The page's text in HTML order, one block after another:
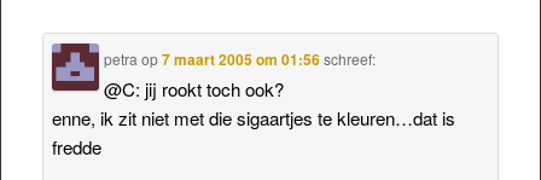
petra op7 maart 2005 om 01:56 schreef:
@C: jij rookt toch ook?
enne, ik zit niet met die sigaartjes te kleuren…dat is
fredde